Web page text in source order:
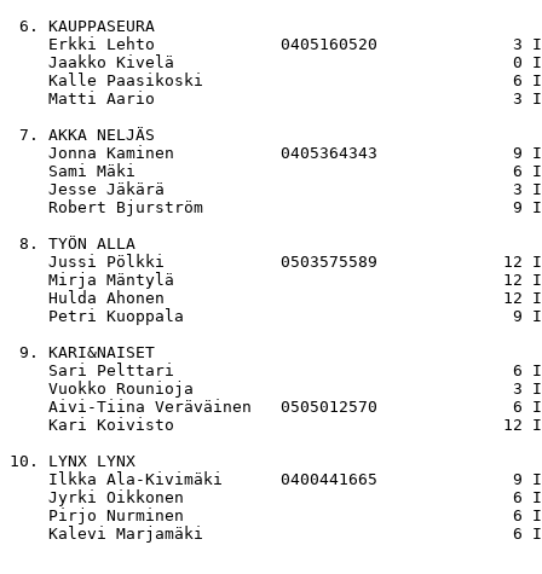
6. KAUPPASEURA
Erkki Lehto             0405160520              3
Jaakko Kivelä                                   0
Kalle Paasikoski                                6
Matti Aario                                     3
7. AKKA NELJÄS
Jonna Kaminen           0405364343              9
Sami Mäki                                       6
Jesse Jäkärä                                    3
Robert Bjurström                                9
8. TYÖN ALLA
Jussi Pölkki            0503575589             12
Mirja Mäntylä                                  12
Hulda Ahonen                                   12
Petri Kuoppala                                  9
9. KARI&NAISET
Sari Pelttari                                   6
Vuokko Rounioja                                 3
Aivi-Tiina Veräväinen   0505012570              6
Kari Koivisto                                  12
10. LYNX LYNX
Ilkka Ala-Kivimäki      0400441665              9
Jyrki Oikkonen
Pirjo Nurminen
Kalevi Marjamäki                                6